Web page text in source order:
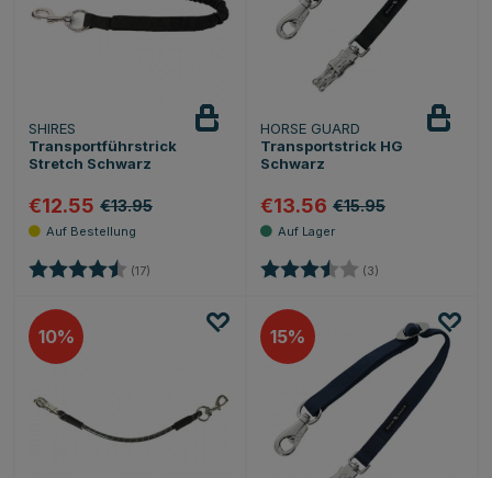
SHIRES
Transportführstrick
Stretch Schwarz
€12.55 €13.95
Bewertung: (17) 4.4 von 5 Sternen
HORSE GUARD
Transportstrick HG
Schwarz
€13.56 €15.95
Bewertung: (3)
10 15